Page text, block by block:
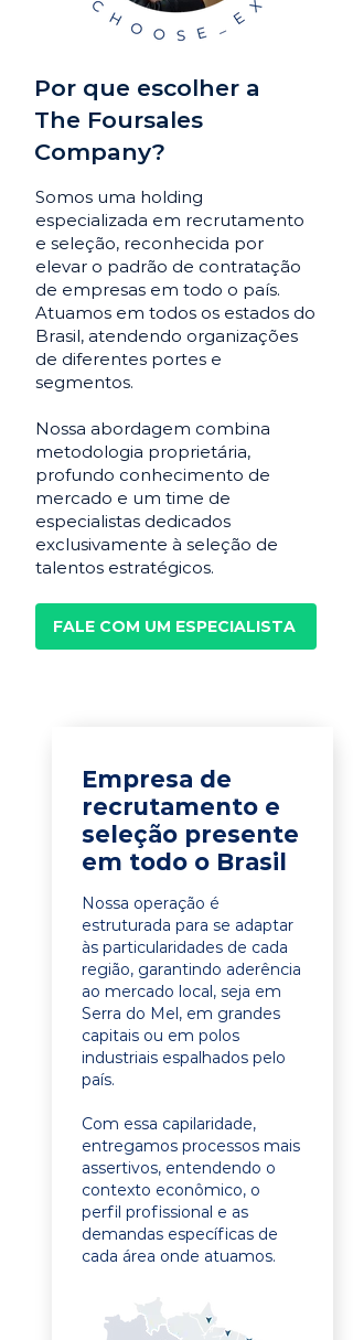
Por que escolher a
The Foursales
Company?
Somos uma holding
especializada em recrutamento
e seleção, reconhecida por
elevar o padrão de contratação
de empresas em todo o país.
Atuamos em todos os estados do
Brasil, atendendo organizações
de diferentes portes e
segmentos.
Nossa abordagem combina
metodologia proprietária,
profundo conhecimento de
mercado e um time de
especialistas dedicados
exclusivamente à seleção de
talentos estratégicos.
FALE COM UM ESPECIALISTA
Empresa de
recrutamento e
seleção presente
em todo o Brasil
Nossa operação é
estruturada para se adaptar
às particularidades de cada
região, garantindo aderência
ao mercado local, seja em
Serra do Mel, em grandes
capitais ou em polos
industriais espalhados pelo
país.
Com essa capilaridade,
entregamos processos mais
assertivos, entendendo o
contexto econômico, o
perfil profissional e as
demandas específicas de
cada área onde atuamos.